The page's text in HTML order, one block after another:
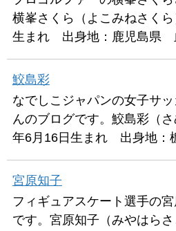
横峯さくら（よこみねさく
生まれ 出身地：鹿児島県
鮫島彩
なでしこジャパンの女子サ
んのブログです。鮫島彩（
年6月16日生まれ 出身地：
宮原知子
フィギュアスケート選手の
です。宮原知子（みやはら